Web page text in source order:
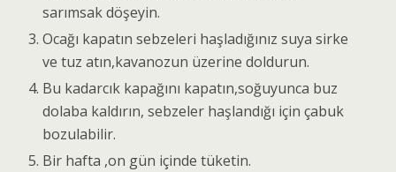
sarımsak döşeyin.
Ocağı kapatın sebzeleri haşladığınız suya sirke
ve tuz atın,kavanozun üzerine doldurun.
Bu kadarcık kapağını kapatın,soğuyunca buz
dolaba kaldırın, sebzeler haşlandığı için çabuk
bozulabilir.
Bir hafta ,on gün içinde tüketin.